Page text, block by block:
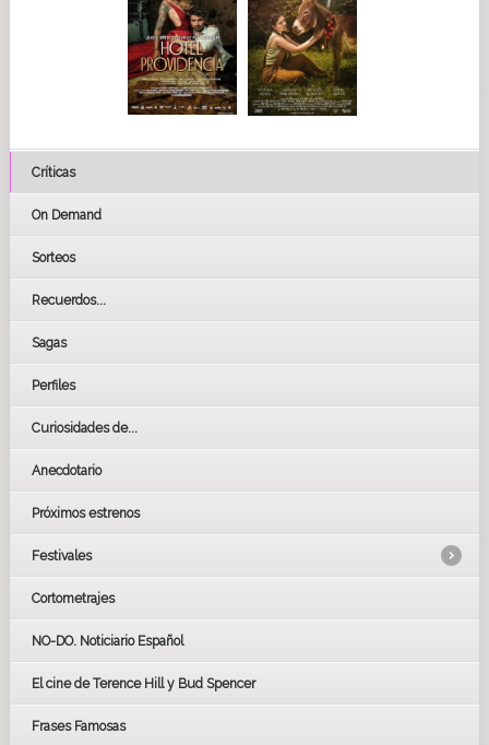
Críticas
On Demand
Sorteos
Recuerdos...
Sagas
Perfiles
Curiosidades de...
Anecdotario
Próximos estrenos
Festivales
LOS OSCARS
GOYAS
BAFTA
Cortometrajes
NO-DO. Noticiario Español
El cine de Terence Hill y Bud Spencer
Frases Famosas